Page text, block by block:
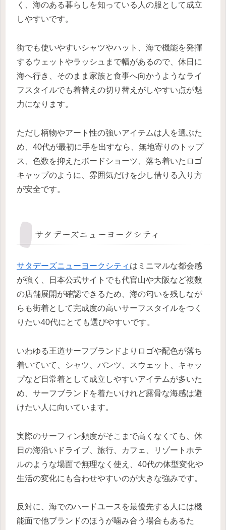
く、海のある暮らしを知っている人の服として成立
しやすいです。
街でも使いやすいシャツやハット、海で機能を発揮
するウェットやラッシュまで幅があるので、休日に
海へ行き、そのまま家族と食事へ向かうようなライ
フスタイルでも着替えの切り替えがしやすい点が魅
力になります。
ただし柄物やアート性の強いアイテムは人を選ぶた
め、40代が最初に手を出すなら、無地寄りのトップ
ス、色数を抑えたボードショーツ、落ち着いたロゴ
キャップのように、雰囲気だけを少し借りる入り方
が安全です。
サタデーズニューヨークシティ
サタデーズニューヨークシティ はミニマルな都会感
が強く、日本公式サイトでも代官山や大阪など複数
の店舗展開が確認できるため、海の匂いを残しなが
らも街着として完成度の高いサーフスタイルをつく
りたい40代にとても選びやすいです。
いわゆる王道サーフブランドよりロゴや配色が落ち
着いていて、シャツ、パンツ、スウェット、キャッ
プなど日常着として成立しやすいアイテムが多いた
め、サーフブランドを着たいけれど露骨な海感は避
けたい人に向いています。
実際のサーフィン頻度がそこまで高くなくても、休
日の海沿いドライブ、旅行、カフェ、リゾートホテ
ルのような場面で無理なく使え、40代の体型変化や
生活の変化にも合わせやすいのが大きな強みです。
反対に、海でのハードユースを最優先する人には機
能面で他ブランドのほうが噛み合う場合もあるた